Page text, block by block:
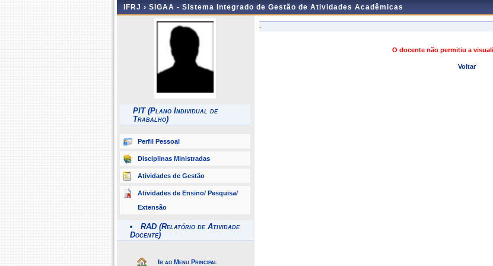
IFRJ › SIGAA - Sistema Integrado de Gestão de Atividades Acadêmicas
PIT (Plano Individual de
Trabalho)
Perfil Pessoal
Disciplinas Ministradas
Atividades de Gestão
Atividades de Ensino/ Pesquisa/
Extensão
RAD (Relatório de Atividade
Docente)
Ir ao Menu Principal
-
O docente não permitiu a
Voltar